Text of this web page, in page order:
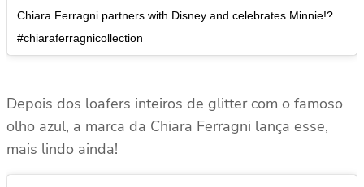
Chiara Ferragni partners with Disney and celebrates Minnie!?
#chiaraferragnicollection
Depois dos loafers inteiros de glitter com o famoso
olho azul, a marca da Chiara Ferragni lança esse,
mais lindo ainda!